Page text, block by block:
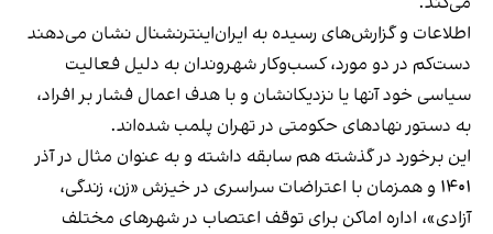
اطلاعات و گزارش‌های رسیده به ایران‌اینترنشنال نشان می‌دهند
دست‌کم در دو مورد، کسب‌وکار شهروندان به دلیل فعالیت
سیاسی خود آنها یا نزدیکانشان و با هدف اعمال فشار بر افراد،
به دستور نهادهای حکومتی در تهران پلمب شده‌اند.
این برخورد در گذشته هم سابقه داشته و به عنوان مثال در آذر
۱۴۰۱ و همزمان با اعتراضات سراسری در خیزش «زن، زندگی،
آزادی»، اداره اماکن برای توقف اعتصاب در شهرهای مختلف